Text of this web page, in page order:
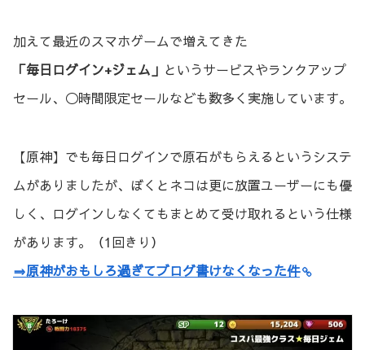
加えて最近のスマホゲームで増えてきた
「毎日ログイン+ジェム」 というサービスやランクアップ
セール、◯時間限定セールなども数多く実施しています。
【原神】でも毎日ログインで原石がもらえるというシステ
ムがありましたが、ぼくとネコは更に放置ユーザーにも優
しく、ログインしなくてもまとめて受け取れるという仕様
があります。（1回きり）
⇒原神がおもしろ過ぎてブログ書けなくなった件